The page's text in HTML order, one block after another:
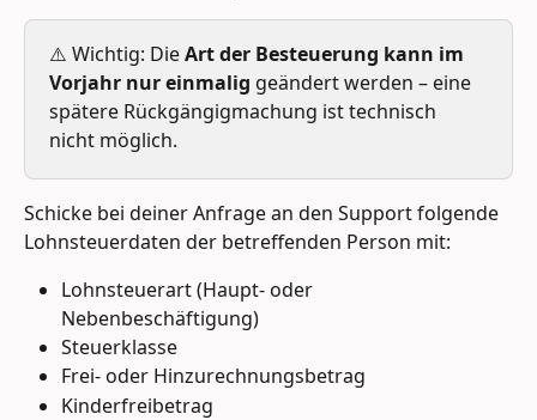
⚠️ Wichtig: Die Art der Besteuerung kann im
Vorjahr nur einmalig geändert werden – eine
spätere Rückgängigmachung ist technisch
nicht möglich.
Schicke bei deiner Anfrage an den Support folgende
Lohnsteuerdaten der betreffenden Person mit:
Lohnsteuerart (Haupt- oder
Nebenbeschäftigung)
Steuerklasse
Frei- oder Hinzurechnungsbetrag
Kinderfreibetrag